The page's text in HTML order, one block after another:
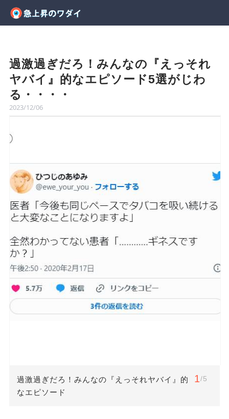
過激過ぎだろ！みんなの『えっそれ
ヤバイ』的なエピソード5選がじわ
る・・・・
2023/12/06
過激過ぎだろ！みんなの『えっそれヤバイ』的
なエピソード
1/5